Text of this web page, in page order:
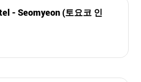
- Seomyeon (토요코 인